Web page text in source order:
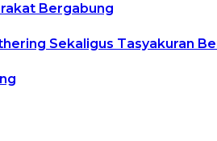
Bergabung
Sekaligus Tasyakuran